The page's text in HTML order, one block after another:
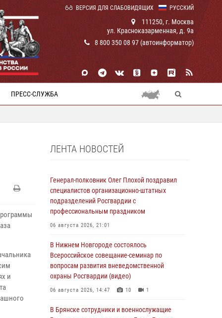
РУССКИЙ
ВЕРСИЯ ДЛЯ СЛАБОВИДЯЩИХ
111250, г. Москва
ул. Красноказарменная, д. 9а
8 800 350 08 97 (автоинформатор)
ПРЕСС-СЛУЖБА
и
ЛЕНТА НОВОСТЕЙ
Генерал-полковник Олег Плохой поздравил
специалистов организационно-штатных
подразделений Росгвардии с
профессиональным праздником
06 августа 2026, 21:01
В Нижнем Новгороде состоялось
Всероссийское совещание-семинар по
вопросам развития вневедомственной
охраны Росгвардии (видео)
06 августа 2026, 14:47 10 1
В Брянске сотрудники и военнослужащие